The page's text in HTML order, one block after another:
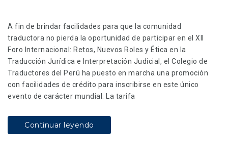
A fin de brindar facilidades para que la comunidad
traductora no pierda la oportunidad de participar en el XII
Foro Internacional: Retos, Nuevos Roles y Ética en la
Traducción Jurídica e Interpretación Judicial, el Colegio de
Traductores del Perú ha puesto en marcha una promoción
con facilidades de crédito para inscribirse en este único
evento de carácter mundial. La tarifa
Continuar leyendo